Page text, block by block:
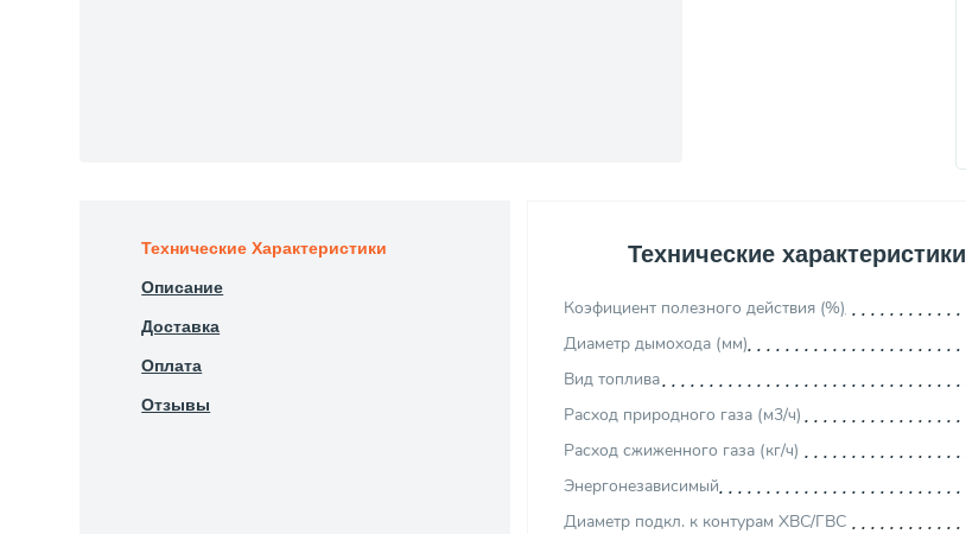
Технические Характеристики Технические характеристики
Коэфициент полезного действия (%)
Диаметр дымохода (мм)
Вид топлива
Расход природного газа (м3/ч)
Расход сжиженного газа (кг/ч)
Энергонезависимый
Диаметр подкл. к контурам ХВС/ГВС
Описание
Доставка
Оплата
Отзывы